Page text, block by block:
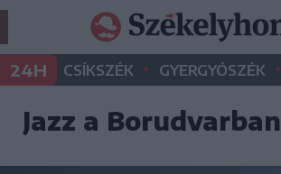
24H CSÍKSZÉK • GYERGYÓSZÉK •
Jazz a Borudvarban